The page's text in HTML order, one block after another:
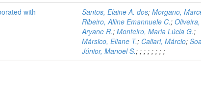
with
Santos, Elaine A. dos;Morgano,
Ribeiro, Alline Emannuele C.;Oliveira,
Aryane R.;Monteiro, Maria Lúcia G.;
Mársico, Eliane T.; Caliari, Márcio;
Júnior, Manoel S.;;;;;;;;